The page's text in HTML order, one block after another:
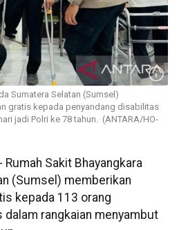
Sumatera Selatan (Sumsel)
gratis kepada penyandang disabilitas
jadi Polri ke 78 tahun. (ANTARA/HO-
Rumah Sakit Bhayangkara
(Sumsel) memberikan
kepada 113 orang
dalam rangkaian menyambut